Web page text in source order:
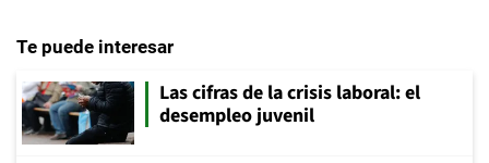
Te puede interesar
Las cifras de la crisis laboral: el
desempleo juvenil